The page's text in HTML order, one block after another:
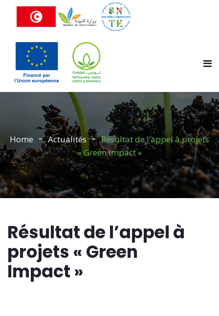
Home Actualités
Résultat de l’appel à projets
« Green Impact »
Résultat de l’appel à
projets « Green
Impact »